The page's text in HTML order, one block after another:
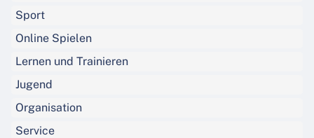
Sport
Online Spielen
Lernen und Trainieren
Jugend
Organisation
Service